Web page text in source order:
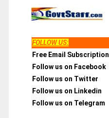
FOLLOW US:
Free Email Subscription
Follow us on Facebook
Follow us on Twitter
Follow us on Linkedin
Follow us on Telegram